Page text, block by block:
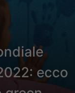
ecco